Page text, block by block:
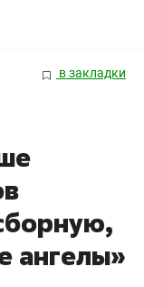
в закладки
ангелы»